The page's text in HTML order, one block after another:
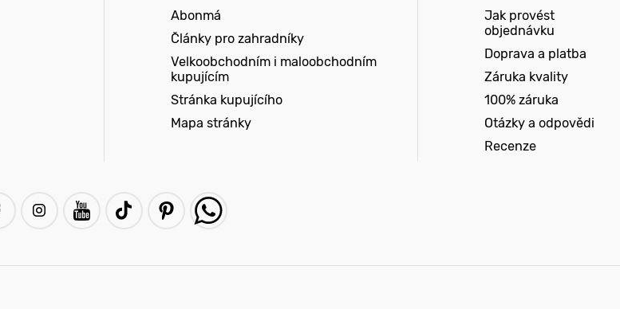
Abonmá
Články pro zahradníky
Velkoobchodním i maloobchodním
kupujícím
Stránka kupujícího
Mapa stránky
Jak provést
objednávku
Doprava a platba
Záruka kvality
100% záruka
Otázky a odpovědi
Recenze